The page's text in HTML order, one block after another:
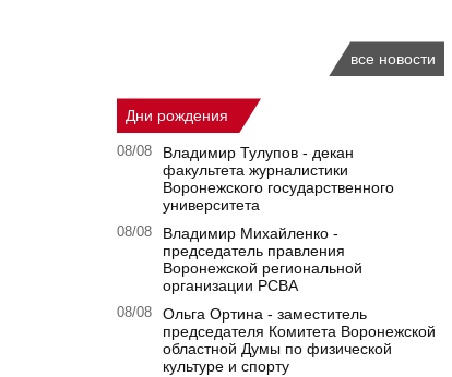
все новости
Дни рождения
08/08
Владимир Тулупов - декан
факультета журналистики
Воронежского государственного
университета
08/08
Владимир Михайленко -
председатель правления
Воронежской региональной
организации РСВА
08/08
Ольга Ортина - заместитель
председателя Комитета Воронежской
областной Думы по физической
культуре и спорту